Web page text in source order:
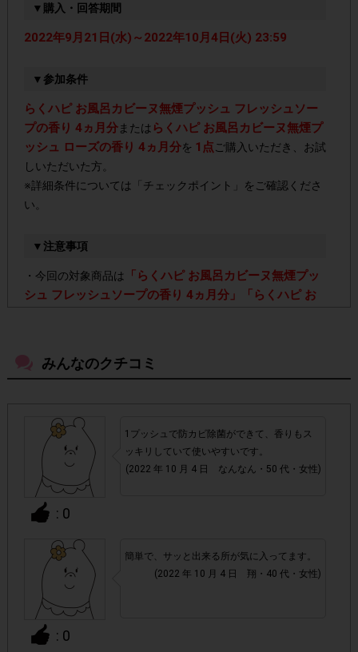
▼購入・回答期間
2022年9月21日(水)～2022年10月4日(火) 23:59
▼参加条件
らくハピ お風呂カビーヌ無煙プッシュ フレッシュソー
プの香り 4ヵ月分または らくハピ お風呂カビーヌ無煙プ
ッシュ ローズの香り 4ヵ月分を 1点 ご購入いただき、お試
しいただいた方。
※詳細条件については「チェックポイント」をご確認くださ
い。
▼注意事項
・今回の対象商品は
「らくハピ お風呂カビーヌ無煙プッ
シュ フレッシュソープの香り 4ヵ月分」「らくハピ お
・よく売っているお店以外の店舗でもご購入いただけま
・店舗によって取扱いのない場合があります。予めご了承く
ださい。
・参加(申し込み)を回答前にしていただければ、募集人数が
上限に達しても、掲載期間内のアンケート回答が可能です。
・悪質な投稿があった場合、アカウントを停止 させていた
だくこともあります。
・スマートフォン、携帯電話、タブレットPCにつきまし
て、機種によってはアンケートに回答できない場合がござい
みんなのクチコミ
: 0
1プッシュで防カビ除菌ができて、香りもス
ッキリしていて使いやすいです。
(2022 年 10 月 4 日 なんなん・50 代・女性)
: 0
簡単で、サッと出来る所が気に入ってます。
(2022 年 10 月 4 日 翔・40 代・女性)